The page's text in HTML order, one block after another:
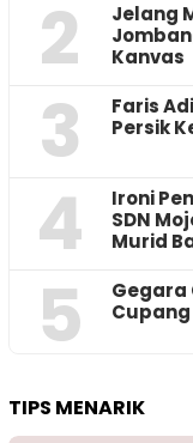
2
Jelang
Kanvas
3
Faris
Persik
4
Ironi
SDN
Murid
5
‎Gegara
TIPS MENARIK